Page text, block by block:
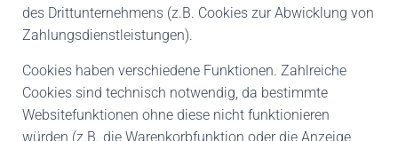
des Drittunternehmens (z.B. Cookies zur Abwicklung von
Zahlungsdienstleistungen).
Cookies haben verschiedene Funktionen. Zahlreiche
Cookies sind technisch notwendig, da bestimmte
Websitefunktionen ohne diese nicht funktionieren
würden (z.B. die Warenkorbfunktion oder die Anzeige